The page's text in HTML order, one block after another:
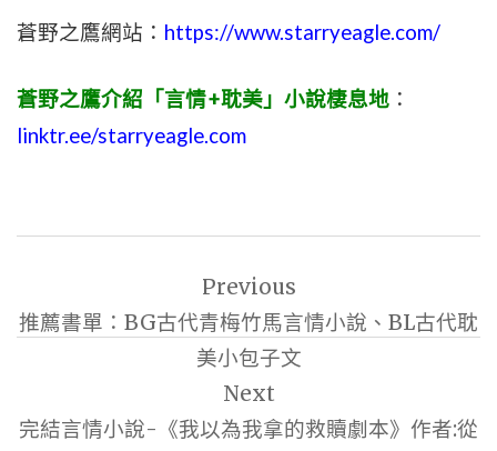
蒼野之鷹網站： https://www.starryeagle.com/
蒼野之鷹介紹「言情+耽美」小說棲息地 ：
linktr.ee/starryeagle.com
導
Previous
推薦書單：BG古代青梅竹馬言情小說、BL古代耽
美小包子文
Next
完結言情小說-《我以為我拿的救贖劇本》作者:從